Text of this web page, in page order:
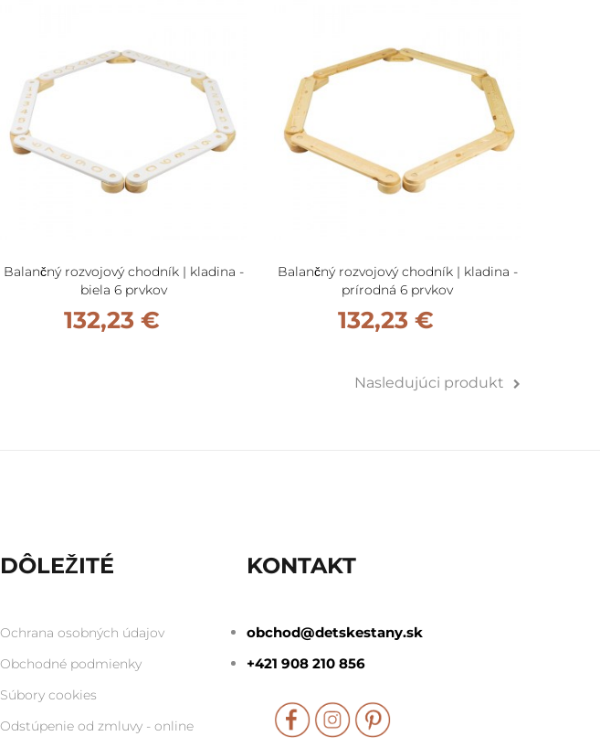
Balančný rozvojový chodník | kladina -
biela 6 prvkov
132,23 €
Balančný rozvojový chodník | kladina -
prírodná 6 prvkov
132,23 €
Nasledujúci produkt
DÔLEŽITÉ
Ochrana osobných údajov
Obchodné podmienky
Súbory cookies
Odstúpenie od zmluvy - online
KONTAKT
obchod@detskestany.sk
+421 908 210 856